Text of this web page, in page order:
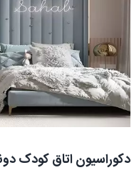
دکوراسیون اتاق کودک